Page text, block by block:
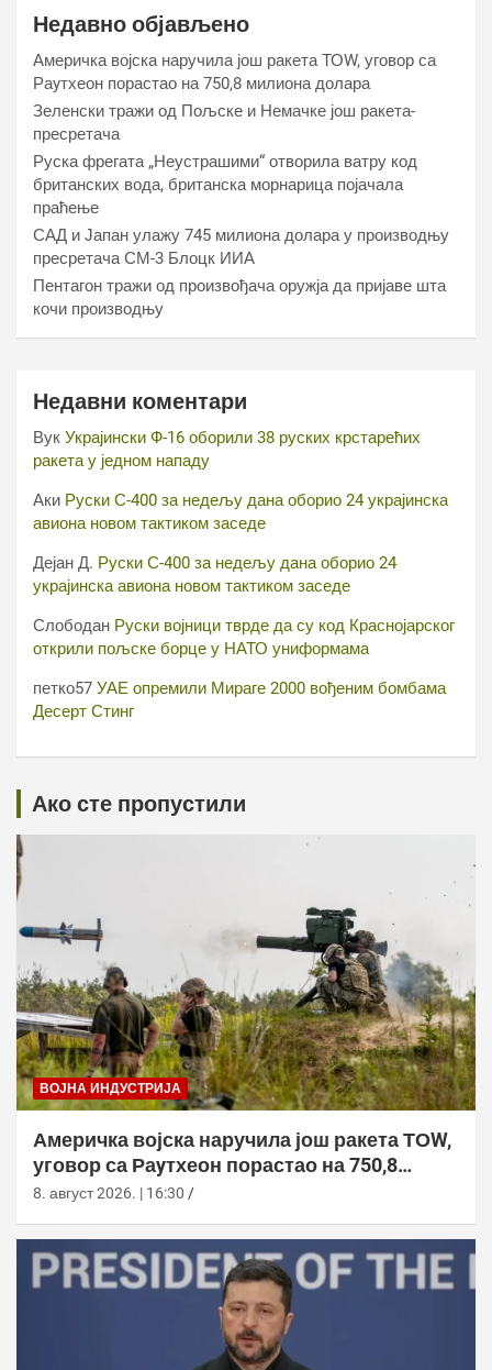
Недавно објављено
Америчка војска наручила још ракета ТОW, уговор са
Раyтхеон порастао на 750,8 милиона долара
Зеленски тражи од Пољске и Немачке још ракета-
пресретача
Руска фрегата „Неустрашими“ отворила ватру код
британских вода, британска морнарица појачала
праћење
САД и Јапан улажу 745 милиона долара у производњу
пресретача СМ-3 Блоцк ИИА
Пентагон тражи од произвођача оружја да пријаве шта
кочи производњу
Недавни коментари
Вук Украјински Ф-16 оборили 38 руских крстарећих
ракета у једном нападу
Аки Руски С-400 за недељу дана оборио 24 украјинска
авиона новом тактиком заседе
Дејан Д. Руски С-400 за недељу дана оборио 24
украјинска авиона новом тактиком заседе
Слободан Руски војници тврде да су код Краснојарског
открили пољске борце у НАТО униформама
петко57 УАЕ опремили Мираге 2000 вођеним бомбама
Десерт Стинг
Ако сте пропустили
ВОЈНА ИНДУСТРИЈА
Америчка војска наручила још ракета ТОW,
уговор са Раyтхеон порастао на 750,8
милиона долара
8. август 2026. | 16:30